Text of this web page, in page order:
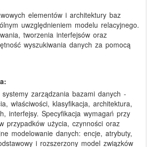
elementów i architektury baz
uwzględnieniem modelu relacyjnego.
tworzenia interfejsów oraz
wyszukiwania danych za pomocą
zarządzania bazami danych -
właściwości, klasyfikacja, architektura,
interfejsy. Specyfikacja wymagań przy
przypadków użycia, czynności oraz
modelowanie danych: encje, atrybuty,
i rozszerzony model związków